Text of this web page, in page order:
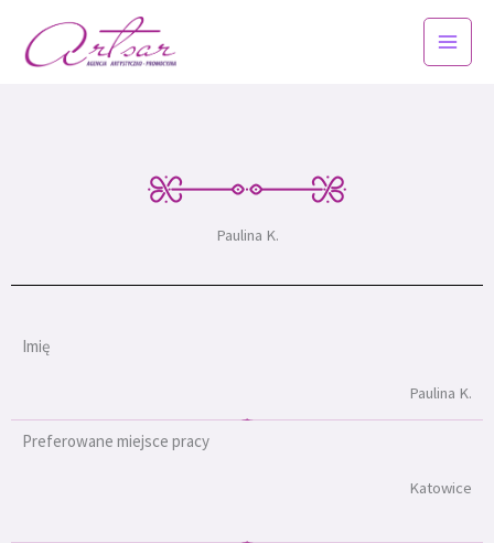
treści
Paulina K.
Imię
Paulina K.
Preferowane miejsce pracy
Katowice